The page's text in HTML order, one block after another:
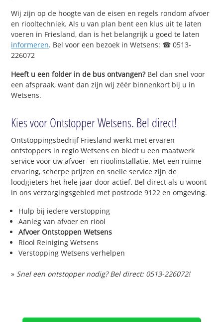
Wij zijn op de hoogte van de eisen en regels rondom afvoer
en riooltechniek. Als u van plan bent een klus uit te laten
voeren in Friesland, dan is het belangrijk u goed te laten
informeren. Bel voor een bezoek in Wetsens: ☎ 0513-
226072
Heeft u een folder in de bus ontvangen?Bel dan snel voor
een afspraak, want dan zijn wij zéér binnenkort bij u in
Wetsens.
Kies voor Ontstopper Wetsens. Bel direct!
Ontstoppingsbedrijf Friesland werkt met ervaren
ontstoppers in regio Wetsens en biedt u een maatwerk
service voor uw afvoer- en rioolinstallatie. Met een ruime
ervaring, scherpe prijzen en snelle service zijn de
loodgieters het hele jaar door actief. Bel direct als u woont
in ons verzorgingsgebied met postcode 9122 en omgeving.
Hulp bij iedere verstopping
Aanleg van afvoer en riool
Afvoer Ontstoppen Wetsens
Riool Reiniging Wetsens
Verstopping Wetsens verhelpen
» Snel een ontstopper nodig? Bel direct: 0513-226072!